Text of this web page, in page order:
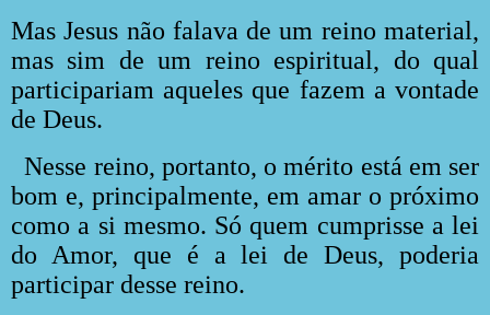
Mas Jesus não falava de um reino material,
mas sim de um reino espiritual, do qual
participariam aqueles que fazem a vontade
de Deus.
Nesse reino, portanto, o mérito está em ser
bom e, principalmente, em amar o próximo
como a si mesmo. Só quem cumprisse a lei
do Amor, que é a lei de Deus, poderia
participar desse reino.